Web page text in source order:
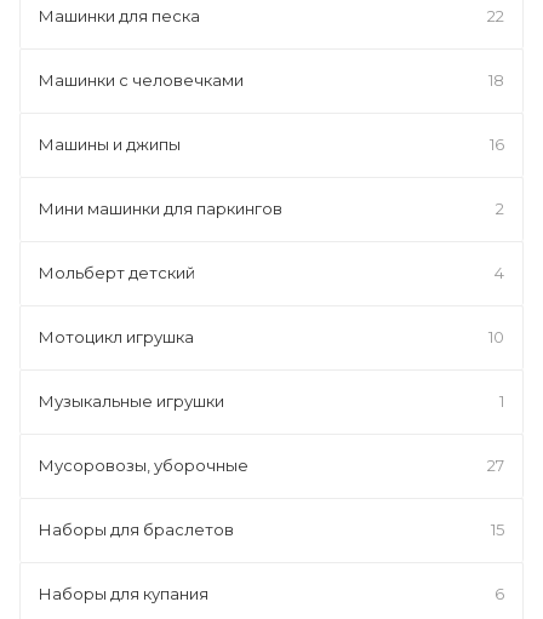
Машинки для песка 22
Машинки с человечками 18
Машины и джипы 16
Мини машинки для паркингов 2
Мольберт детский 4
Мотоцикл игрушка 10
Музыкальные игрушки 1
Мусоровозы, уборочные 27
Наборы для браслетов 15
Наборы для купания 6